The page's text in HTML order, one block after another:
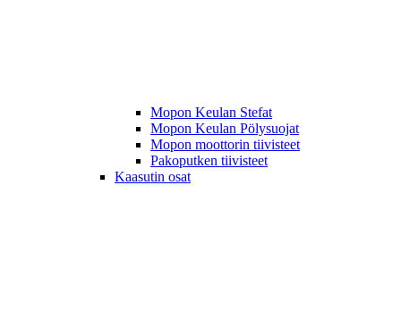
Mopon Keulan Stefat
Mopon Keulan Pölysuojat
Mopon moottorin tiivisteet
Pakoputken tiivisteet
Kaasutin osat